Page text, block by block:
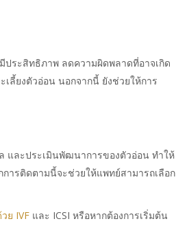
ระสิทธิภาพ ลดความผิดพลาดที่อาจเกิด
ลี้ยงตัวอ่อน นอกจากนี้ ยังช่วยให้การ
และประเมินพัฒนาการของตัวอ่อน ทำให้
ารติดตามนี้จะช่วยให้แพทย์สามารถเลือก
ย IVF และ ICSI หรือหากต้องการเริ่มต้น